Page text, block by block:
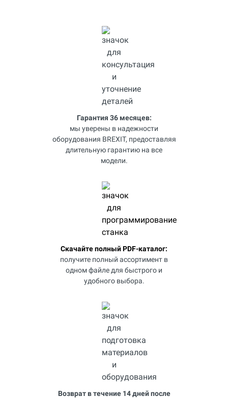
Гарантия 36 месяцев:
мы уверены в надежности
оборудования BREXIT, предоставляя
длительную гарантию на все
модели.
Скачайте полный PDF-каталог:
получите полный ассортимент в
одном файле для быстрого и
удобного выбора.
Возврат в течение 14 дней после